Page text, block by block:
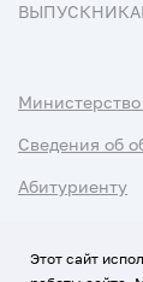
Сведения об
Абитуриенту
Этот сайт